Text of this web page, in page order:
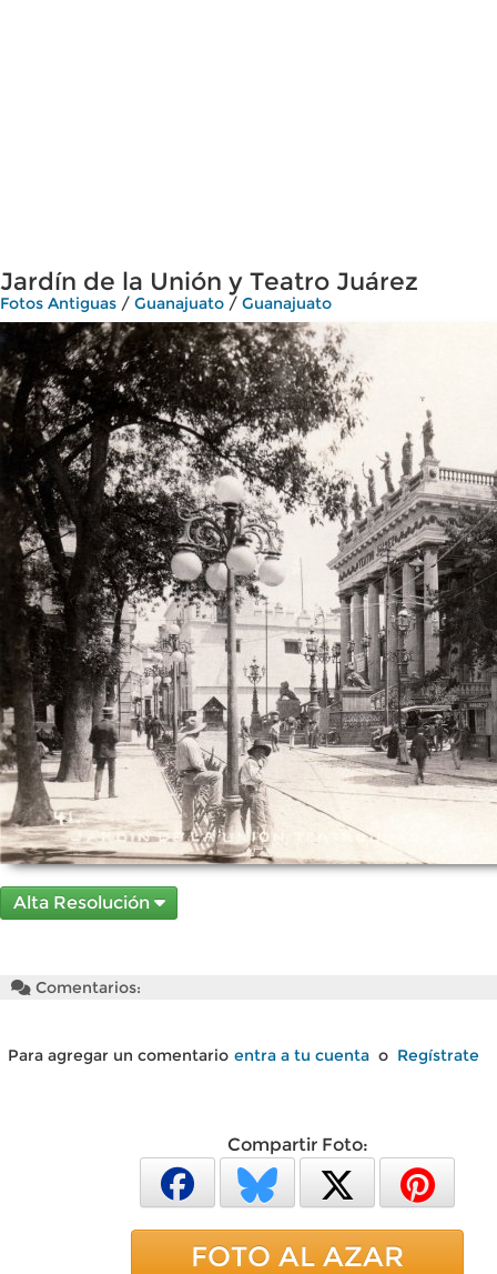
Jardín de la Unión y Teatro Juárez
Fotos Antiguas / Guanajuato / Guanajuato
Alta Resolución
Comentarios:
Para agregar un comentario entra a tu cuenta o Regístrate
Compartir Foto:
FOTO AL AZAR